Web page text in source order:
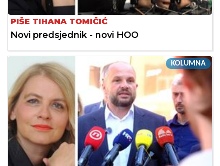
PIŠE TIHANA TOMIČIĆ
Novi predsjednik - novi HOO
KOLUMNA